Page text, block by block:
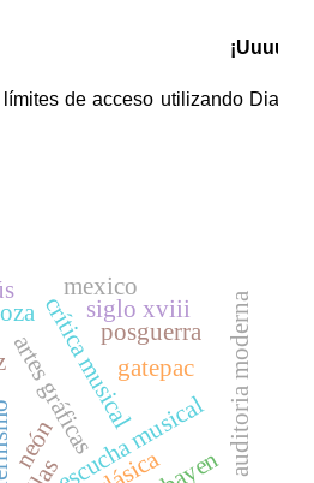
artes gráficas
escucha musical técnica auditoria moderna
crítica musicalgatepac
posguerra
neón
siglo xviii
mexico